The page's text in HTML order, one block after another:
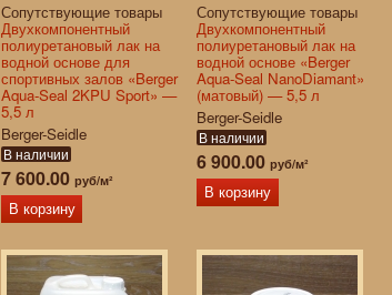
Сопутствующие товары
Двухкомпонентный
полиуретановый лак на
водной основе для
спортивных залов «Berger
Aqua-Seal 2KPU Sport» —
5,5 л
Berger-Seidle
В наличии
7 600.00 руб/м²
В корзину
Сопутствующие товары
Двухкомпонентный
полиуретановый лак на
водной основе «Berger
Aqua-Seal NanoDiamant»
(матовый) — 5,5 л
Berger-Seidle
В наличии
6 900.00руб/м²
В корзину